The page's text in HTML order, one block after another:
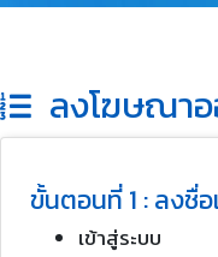
ลงโฆษณา
ขั้นตอนที่ 1 : ลงชื่อ
เข้าสู่ระบบ